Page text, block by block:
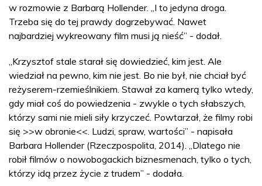
w rozmowie z Barbarą Hollender. „I to jedyna droga.
Trzeba się do tej prawdy dogrzebywać. Nawet
najbardziej wykreowany film musi ją nieść” - dodał.
„Krzysztof stale starał się dowiedzieć, kim jest. Ale
wiedział na pewno, kim nie jest. Bo nie był, nie chciał być
reżyserem-rzemieślnikiem. Stawał za kamerą tylko wtedy,
gdy miał coś do powiedzenia - zwykle o tych słabszych,
którzy sami nie mieli siły krzyczeć. Powtarzał, że filmy robi
się >>w obronie<<. Ludzi, spraw, wartości” - napisała
Barbara Hollender (Rzeczpospolita, 2014). „Dlatego nie
robił filmów o nowobogackich biznesmenach, tylko o tych,
którzy idą przez życie z trudem” - dodała.